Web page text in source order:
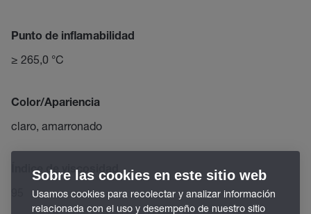
Punto de inflamabilidad
≥ 265,0 °C
Color/Apariencia
claro, amarronado
Índice de viscosidad
Sobre las cookies en este sitio web
Usamos cookies para recolectar y analizar información
relacionada con el uso y desempeño de nuestro sitio